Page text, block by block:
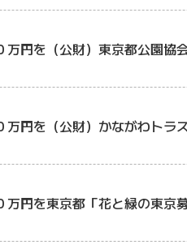
円を（公財）東京都公園協
円を（公財）かながわトラ
円を東京都「花と緑の東京